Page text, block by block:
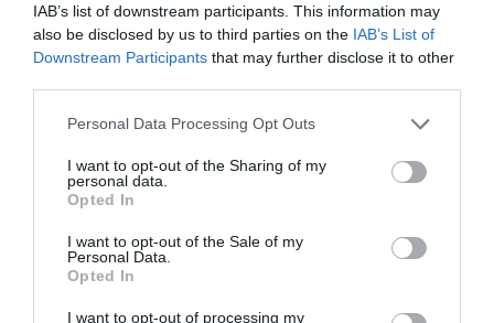
IAB’s list of downstream participants. This information may
also be disclosed by us to third parties on the IAB’s List of
Downstream Participants that may further disclose it to other
Personal Data Processing Opt Outs
I want to opt-out of the Sharing of my
personal data.
Opted In
I want to opt-out of the Sale of my
Personal Data.
Opted In
I want to opt-out of processing my
Συγγραφείς
Σύνδεσμοι